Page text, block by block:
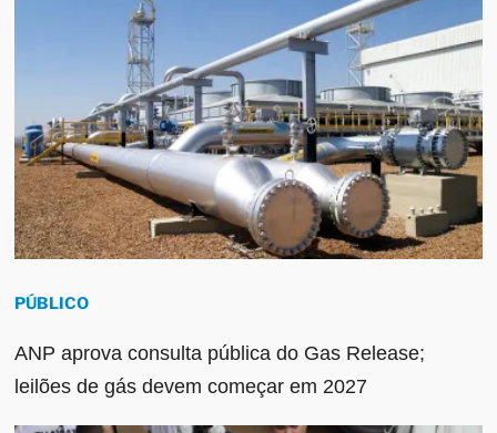
PÚBLICO
ANP aprova consulta pública do Gas Release;
leilões de gás devem começar em 2027